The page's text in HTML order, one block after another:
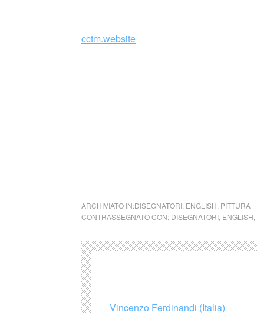
cctm.website
ARCHIVIATO IN:DISEGNATORI ENGLISH PITTURA
CONTRASSEGNATO CON: DISEGNATORI ENGLISH
Vincenzo Ferdinandi (Italia)